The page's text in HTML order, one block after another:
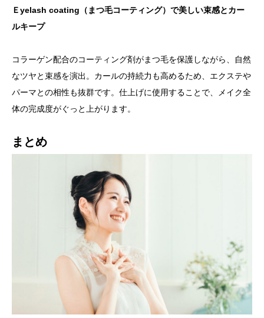
Ｅyelash coating（まつ毛コーティング）で美しい束感とカー
ルキープ
コラーゲン配合のコーティング剤がまつ毛を保護しながら、自然
なツヤと束感を演出。カールの持続力も高めるため、エクステや
パーマとの相性も抜群です。仕上げに使用することで、メイク全
体の完成度がぐっと上がります。
まとめ